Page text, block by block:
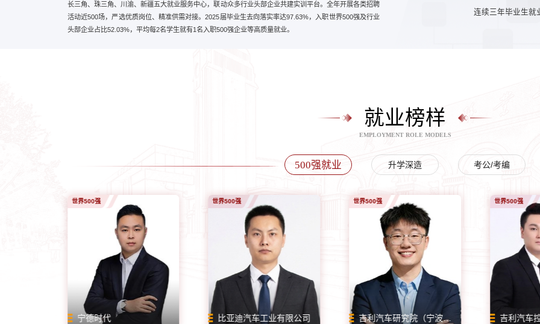
长三角、珠三角、川渝、新疆五大就业服务中心，联动众多行业头部企业共建实训平台。全年开展各类招聘
活动近500场，严选优质岗位、精准供需对接。2025届毕业生去向落实率达97.63%，入职世界500强及行业
头部企业占比52.03%，平均每2名学生就有1名入职500强企业等高质量就业。
连续三年毕业生就
就业榜样
EMPLOYMENT ROLE MODELS
500强就业 升学深造 考公/考编
世界500强
宁德时代
世界500强
比亚迪汽车工业有限公司
世界500强
吉利汽车研究院（宁波）有限公司
世界500强
硕博连读
哈尔滨工程大学本硕连读
本升硕
澳门大学
本升硕
天津理工大学
本升硕
西安建筑
公务员
赤峰市阿鲁科尔沁旗巴彦花镇政府
公务员
肇源县公安局
公务员
铁岭市消防救援支队
公务员